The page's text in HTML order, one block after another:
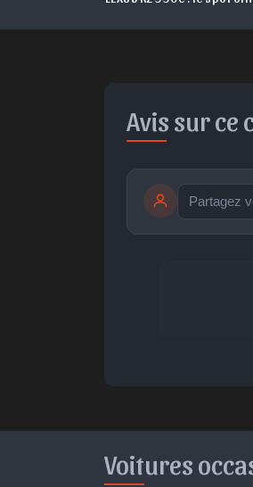
Avis sur ce
publication
Voitures